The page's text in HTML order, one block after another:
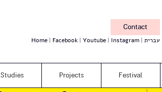
Contact
Home Facebook Youtube Instagram עברית
Studies Projects Festival